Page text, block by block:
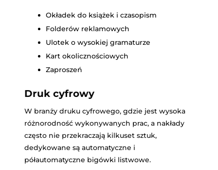
Okładek do książek i czasopism
Folderów reklamowych
Ulotek o wysokiej gramaturze
Kart okolicznościowych
Zaproszeń
Druk cyfrowy
W branży druku cyfrowego, gdzie jest wysoka
różnorodność wykonywanych prac, a nakłady
często nie przekraczają kilkuset sztuk,
dedykowane są automatyczne i
półautomatyczne bigówki listwowe.